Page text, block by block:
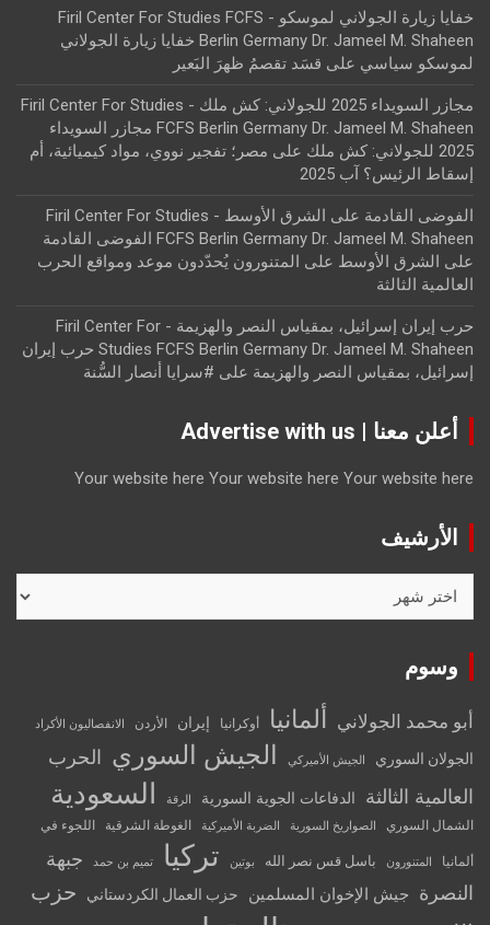
خفايا زيارة الجولاني لموسكو - Firil Center For Studies FCFS
Berlin Germany Dr. Jameel M. Shaheen خفايا زيارة الجولاني
لموسكو سياسي على قسَد تقصمُ ظهرَ البَعير
مجازر السويداء 2025 للجولاني: كش ملك - Firil Center For Studies
FCFS Berlin Germany Dr. Jameel M. Shaheen مجازر السويداء
2025 للجولاني: كش ملك
على مصر؛ تفجير نووي، مواد كيميائية، أم
إسقاط الرئيس؟ آب 2025
الفوضى القادمة على الشرق الأوسط - Firil Center For Studies
FCFS Berlin Germany Dr. Jameel M. Shaheen الفوضى القادمة
على الشرق الأوسط على
المتنورون يُحدّدون موعد ومواقع الحرب
العالمية الثالثة
حرب إيران إسرائيل، بمقياس النصر والهزيمة - Firil Center For
Studies FCFS Berlin Germany Dr. Jameel M. Shaheen حرب إيران
إسرائيل، بمقياس النصر والهزيمة على #سرايا أنصار السُّنة
أعلن معنا | Advertise with us
Your website here Your website here Your website here
الأرشيف
وسوم
أبو محمد الجولاني ألمانيا أوكرانيا إيران الأردن الانفصاليون الأكراد
الجولان السوري الجيش الأميركي الجيش السوري الحرب
العالمية الثالثة
الدفاعات الجوية السورية الرقة السعودية
الشمال السوري الصواريخ السورية الضربة الأميركية الغوطة الشرقية اللجوء في
ألمانيا المتنورون باسل قس نصر الله بوتين تركيا تميم بن حمد
جبهة
النصرة
جيش الإخوان المسلمين حزب العمال الكردستاني
حزب